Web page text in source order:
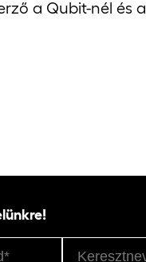
a Qubit-nél és a